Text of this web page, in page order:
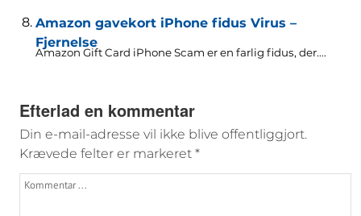
Amazon gavekort iPhone fidus Virus –
Fjernelse
Amazon Gift Card iPhone Scam er en farlig fidus, der....
Efterlad en kommentar
Din e-mail-adresse vil ikke blive offentliggjort.
Krævede felter er markeret *